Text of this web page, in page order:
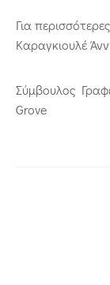
Για
Καραγκιουλέ
Σύμβουλος
Grove